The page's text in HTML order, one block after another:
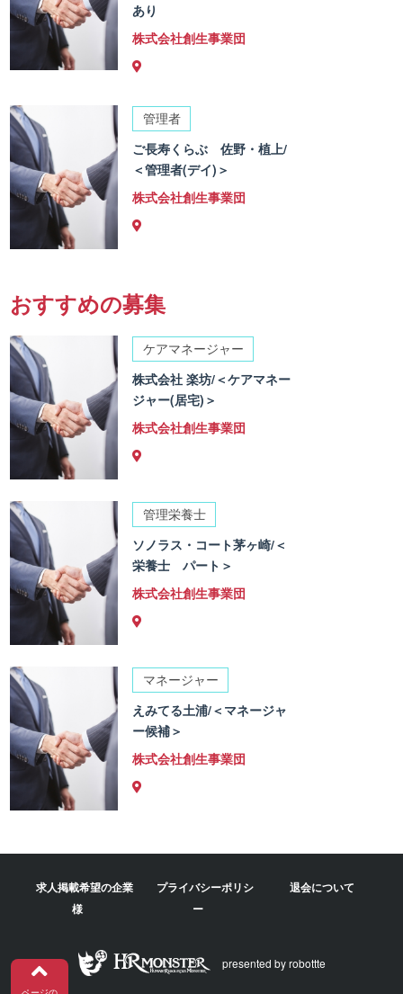
あり
株式会社創生事業団
管理者
ご長寿くらぶ 佐野・植上/
＜管理者(デイ)＞
株式会社創生事業団
おすすめの募集
ケアマネージャー
株式会社 楽坊/＜ケアマネー
ジャー(居宅)＞
株式会社創生事業団
管理栄養士
ソノラス・コート茅ヶ崎/＜
栄養士 パート＞
株式会社創生事業団
マネージャー
えみてる土浦/＜マネージャ
ー候補＞
株式会社創生事業団
求人掲載希望の企業
様
プライバシーポリシ
ー
退会について
presented by robottte